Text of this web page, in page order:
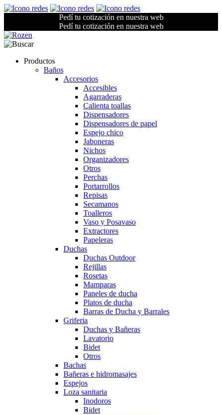
Pedí tu cotización en nuestra web
Pedí tu cotización en nuestra web
Productos
Baños
Accesorios
Accesibles
Agarraderas
Calienta toallas
Dispensadores
Dispensadores de papel
Espejo chico
Jaboneras
Nichos
Organizadores
Otros
Perchas
Portarrollos
Repisas
Secamanos
Toalleros
Vaso y Posavaso
Extractores
Papeleras
Duchas
Duchas Outdoor
Rejillas
Rosetas
Mamparas
Paneles de ducha
Platos de ducha
Barras de Ducha y Barrales
Griferia
Duchas y Bañeras
Lavatorio
Bidet
Otros
Bachas
Bañeras e hidromasajes
Espejos
Loza sanitaria
Inodoros
Bidet